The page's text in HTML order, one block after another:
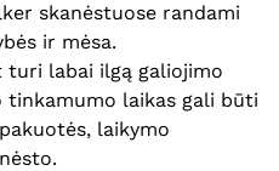
skanėstuose randami
ir mėsa.
turi labai ilgą galiojimo
laikas gali būti
laikymo